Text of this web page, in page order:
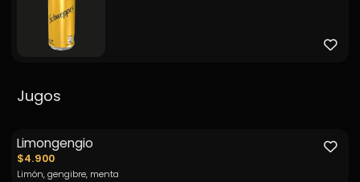
Jugos
Limongengio
$4.900
Limón, gengibre, menta